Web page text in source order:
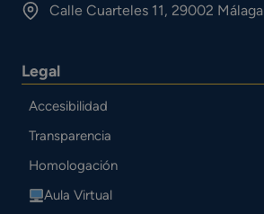
Calle Cuarteles 11, 29002 Málaga
Legal
Accesibilidad
Transparencia
Homologación
Aula Virtual